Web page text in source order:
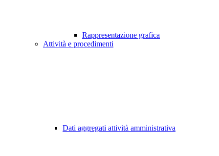
Rappresentazione grafica
Attività e procedimenti
Dati aggregati attività amministrativa